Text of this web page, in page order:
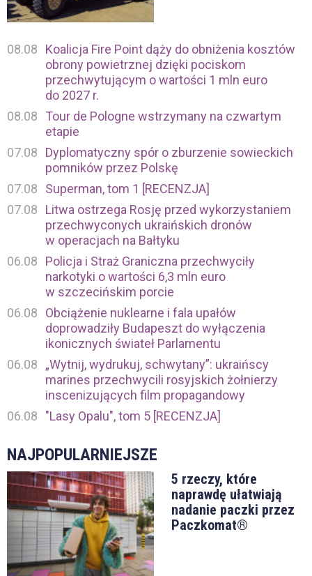
08.08
Koalicja Fire Point dąży do obniżenia kosztów
obrony powietrznej dzięki pociskom
przechwytującym o wartości 1 mln euro
do 2027 r.
08.08
Tour de Pologne wstrzymany na czwartym
etapie
07.08
Dyplomatyczny spór o zburzenie sowieckich
pomników przez Polskę
07.08
Superman, tom 1 [RECENZJA]
07.08
Litwa ostrzega Rosję przed wykorzystaniem
przechwyconych ukraińskich dronów
w operacjach na Bałtyku
06.08
Policja i Straż Graniczna przechwyciły
narkotyki o wartości 6,3 mln euro
w szczecińskim porcie
06.08
Obciążenie nuklearne i fala upałów
doprowadziły Budapeszt do wyłączenia
ikonicznych świateł Parlamentu
06.08
„Wytnij, wydrukuj, schwytany”: ukraińscy
marines przechwycili rosyjskich żołnierzy
inscenizujących film propagandowy
06.08
"Lasy Opalu", tom 5 [RECENZJA]
NAJPOPULARNIEJSZE
5 rzeczy, które
naprawdę ułatwiają
nadanie paczki przez
Paczkomat®